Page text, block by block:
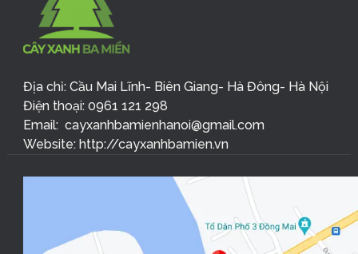
Địa chỉ: Cầu Mai Lĩnh- Biên Giang- Hà Đông- Hà Nội
Điện thoại: 0961 121 298
Email: cayxanhbamienhanoi@gmail.com
Website: http://cayxanhbamien.vn